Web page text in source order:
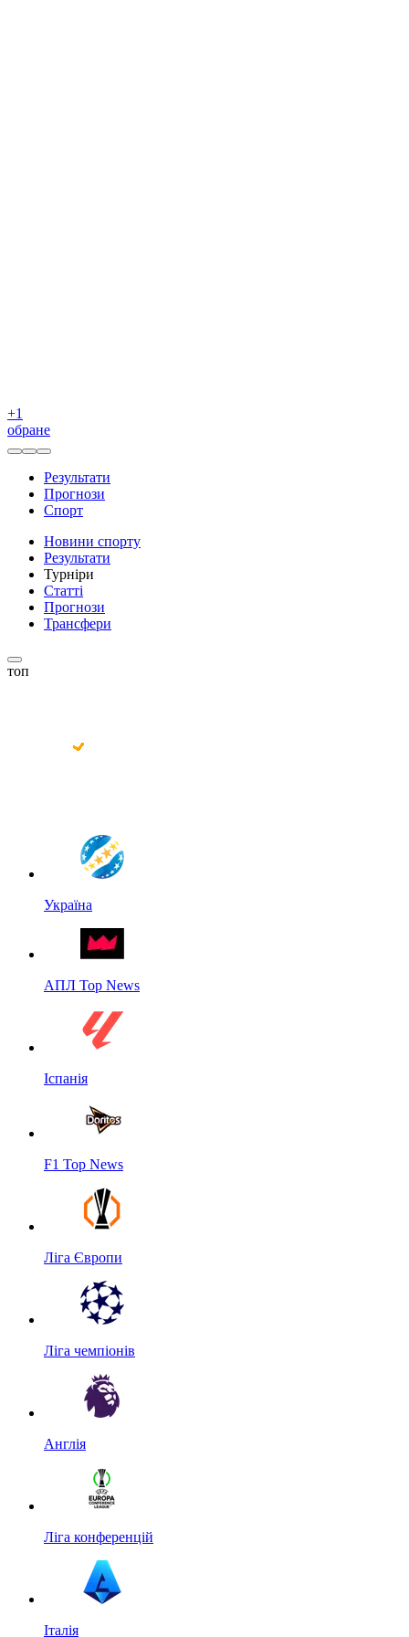
+1
обране
Результати
Прогнози
Спорт
Новини спорту
Результати
Турніри
Статті
Прогнози
Трансфери
топ
Україна
АПЛ Top News
Іспанія
F1 Top News
Ліга Європи
Ліга чемпіонів
Англія
Ліга конференцій
Італія